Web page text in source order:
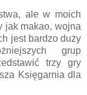
ale w moich
jak makao, wojna
jest bardzo duży
grup
trzy gry
Księgarnia dla